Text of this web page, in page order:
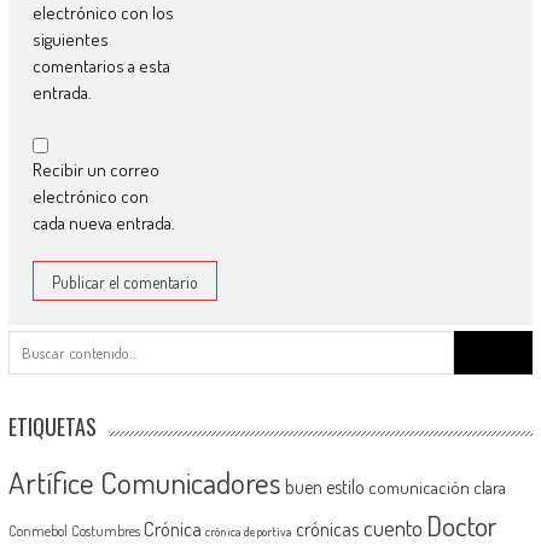
electrónico con los
siguientes
comentarios a esta
entrada.
Recibir un correo
electrónico con
cada nueva entrada.
ETIQUETAS
Artífice Comunicadores buen estilo comunicación clara
Conmebol Costumbres Crónica crónica deportiva crónicascuento Doctor